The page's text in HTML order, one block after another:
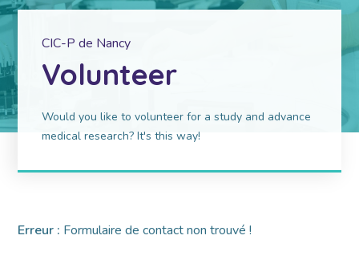
CIC-P de Nancy
Volunteer
Would you like to volunteer for a study and advance
medical research? It's this way!
Erreur : Formulaire de contact non trouvé !